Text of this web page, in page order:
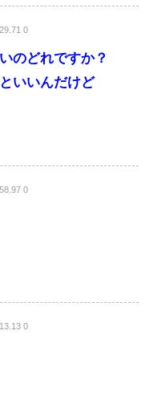
0
のどれですか？
いいんだけど
0
0